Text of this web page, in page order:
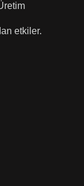
etkiler.